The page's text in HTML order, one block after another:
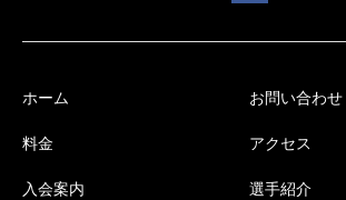
ホーム
料金
入会案内
お問い合わせ
アクセス
選手紹介